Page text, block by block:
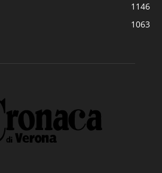
1146
1063